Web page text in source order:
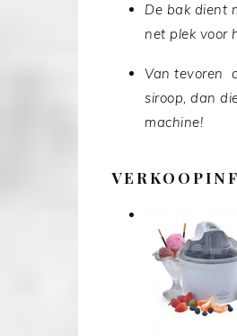
De bak dient
net plek voor
Van tevoren
siroop, dan
machine!